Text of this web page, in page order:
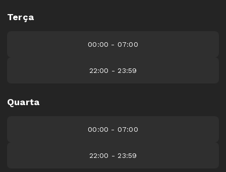
Terça
00:00 - 07:00
22:00 - 23:59
Quarta
00:00 - 07:00
22:00 - 23:59